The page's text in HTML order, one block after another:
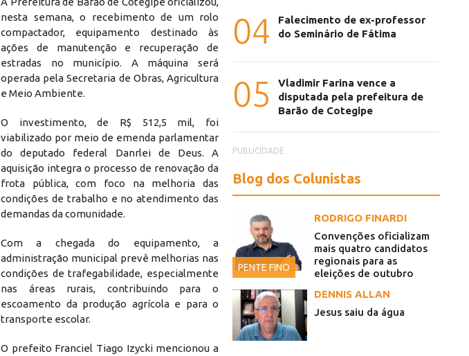
nesta semana, o recebimento de um rolo
compactador, equipamento destinado às
ações de manutenção e recuperação de
estradas no município. A máquina será
operada pela Secretaria de Obras, Agricultura
e Meio Ambiente.
O investimento, de R$ 512,5 mil, foi
viabilizado por meio de emenda parlamentar
do deputado federal Danrlei de Deus. A
aquisição integra o processo de renovação da
frota pública, com foco na melhoria das
condições de trabalho e no atendimento das
demandas da comunidade.
Com a chegada do equipamento, a
administração municipal prevê melhorias nas
condições de trafegabilidade, especialmente
nas áreas rurais, contribuindo para o
escoamento da produção agrícola e para o
transporte escolar.
O prefeito Franciel Tiago Izycki mencionou a
04
Falecimento de ex-professor
do Seminário de Fátima
05
Vladimir Farina vence a
disputada pela prefeitura de
Barão de Cotegipe
PUBLICIDADE
Blog dos Colunistas
PENTE FINO
RODRIGO FINARDI
Convenções oficializam
mais quatro candidatos
regionais para as
eleições de outubro
DENNIS ALLAN
Jesus saiu da água